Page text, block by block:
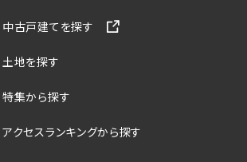
中古戸建てを探す
土地を探す
特集から探す
アクセスランキングから探す